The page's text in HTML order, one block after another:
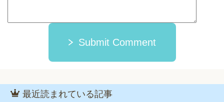
Submit Comment
最近読まれている記事